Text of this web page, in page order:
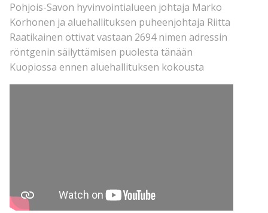
Pohjois-Savon hyvinvointialueen johtaja Marko
Korhonen ja aluehallituksen puheenjohtaja Riitta
Raatikainen ottivat vastaan 2694 nimen adressin
röntgenin säilyttämisen puolesta tänään
Kuopiossa ennen aluehallituksen kokousta